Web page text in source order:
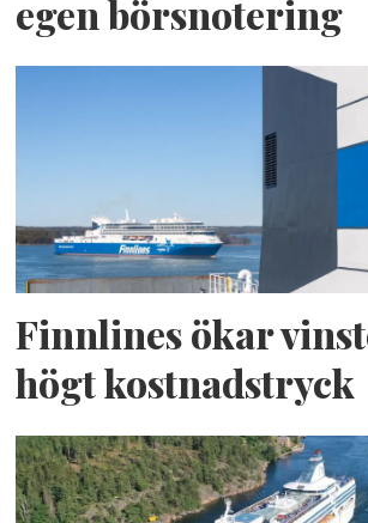
egen börsnotering
Finnlines ökar
högt kostnadstryck